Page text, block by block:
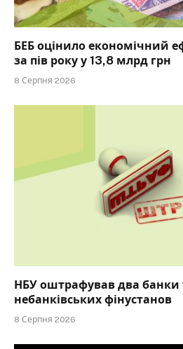
БЕБ оцінило економічний
за пів року у 13,8 млрд грн
8 Серпня 2026
НБУ оштрафував два банки
небанківських фінустанов
8 Серпня 2026